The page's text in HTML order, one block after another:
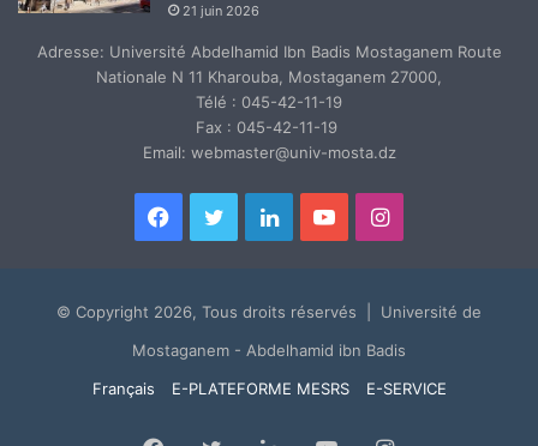
21 juin 2026
Adresse: Université Abdelhamid Ibn Badis Mostaganem Route
Nationale N 11 Kharouba, Mostaganem 27000,
Télé : 045-42-11-19
Fax : 045-42-11-19
Email: webmaster@univ-mosta.dz
Facebook
TwitterLinkedinYouTubeInstagram
© Copyright 2026, Tous droits réservés | Université de
Mostaganem - Abdelhamid ibn Badis
Français
E-PLATEFORME MESRS E-SERVICE